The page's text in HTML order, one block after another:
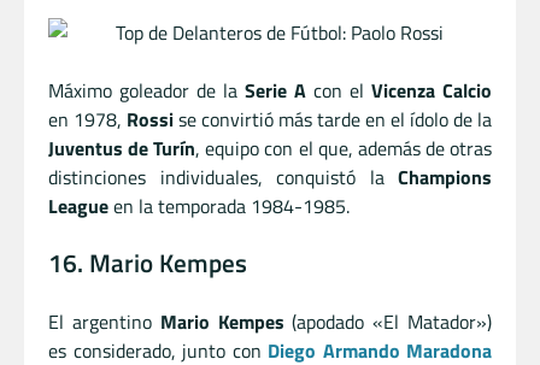
Máximo goleador de la Serie A con el Vicenza Calcio
en 1978, Rossise convirtió más tarde en el ídolo de la
Juventus de Turín, equipo con el que, además de otras
distinciones individuales, conquistó la Champions
Leagueen la temporada 1984-1985.
16. Mario Kempes
El argentino Mario Kempes (apodado «El Matador»)
es considerado, junto con Diego Armando Maradona